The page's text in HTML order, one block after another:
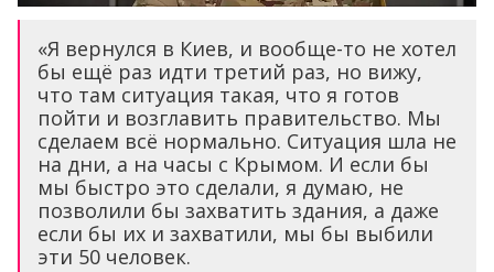
«Я вернулся в Киев, и вообще-то не хотел
бы ещё раз идти третий раз, но вижу,
что там ситуация такая, что я готов
пойти и возглавить правительство. Мы
сделаем всё нормально. Ситуация шла не
на дни, а на часы с Крымом. И если бы
мы быстро это сделали, я думаю, не
позволили бы захватить здания, а даже
если бы их и захватили, мы бы выбили
эти 50 человек.